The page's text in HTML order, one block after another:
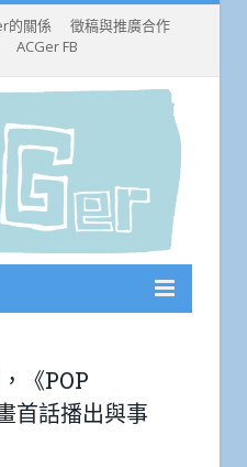
的關係
徵稿與推廣合作
ACGer FB
《POP
首話播出與事